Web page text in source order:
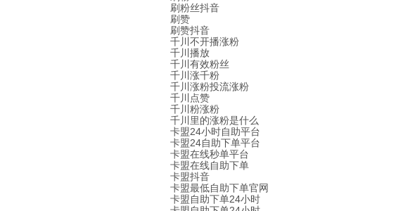
刷粉丝抖音
刷赞
刷赞抖音
千川不开播涨粉
千川播放
千川有效粉丝
千川涨千粉
千川涨粉投流涨粉
千川点赞
千川粉涨粉
千川里的涨粉是什么
卡盟24小时自助平台
卡盟24自助下单平台
卡盟在线秒单平台
卡盟在线自助下单
卡盟抖音
卡盟最低自助下单官网
卡盟自助下单24小时